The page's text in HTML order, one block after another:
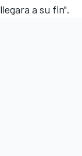
a su fin".